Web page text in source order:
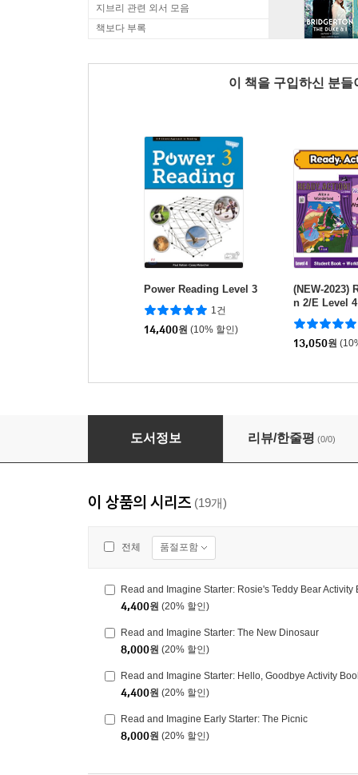
지브리 관련 외서 모음
책보다 부록
이 책을 구입하신 분
Power Reading Level 3
1건
14,400원 (10% 할인)
(NEW-2023)
n 2/E Level
onderland
13,050원
Read and Imagine Starter: Rosie's Teddy
도서정보 리뷰/한줄평 (0/0)
이 상품의 시리즈 (19개)
전체 품절포함
Read and Imagine Starter: Rosie's Teddy Bear Activity
4,400원 (20% 할인)
Read and Imagine Starter: The New Dinosaur
8,000원 (20% 할인)
Read and Imagine Starter: Hello, Goodbye Activity
4,400원 (20% 할인)
Read and Imagine Early Starter: The Picnic
8,000원 (20% 할인)